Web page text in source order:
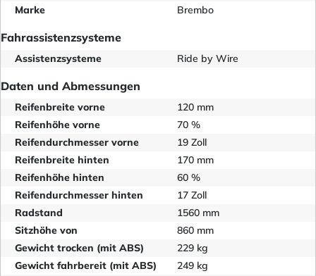
Marke
Brembo
Fahrassistenzsysteme
Assistenzsysteme Ride by Wire
Daten und Abmessungen
Reifenbreite vorne
120 mm
Reifenhöhe vorne
70 %
Reifendurchmesser vorne
19 Zoll
Reifenbreite hinten
170 mm
Reifenhöhe hinten
60 %
Reifendurchmesser hinten
17 Zoll
Radstand
1560 mm
Sitzhöhe von
860 mm
Gewicht trocken (mit ABS)
229 kg
Gewicht fahrbereit (mit ABS)
249 kg